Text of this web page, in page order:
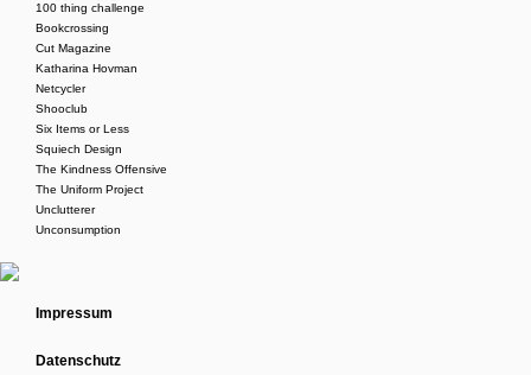
100 thing challenge
Bookcrossing
Cut Magazine
Katharina Hovman
Netcycler
Shooclub
Six Items or Less
Squiech Design
The Kindness Offensive
The Uniform Project
Unclutterer
Unconsumption
Impressum
Datenschutz